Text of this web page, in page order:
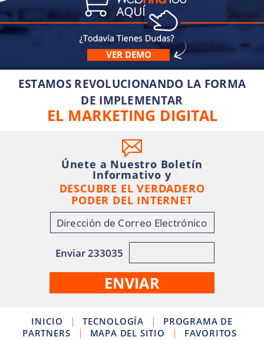
VER DEMO
ESTAMOS REVOLUCIONANDO LA FORMA
DE IMPLEMENTAR
EL MARKETING DIGITAL
Únete a Nuestro Boletín
Informativo y
DESCUBRE EL VERDADERO
PODER DEL INTERNET
Enviar 233035
INICIO | TECNOLOGÍA |
PROGRAMA DE
PARTNERS
| MAPA DEL SITIO | FAVORITOS